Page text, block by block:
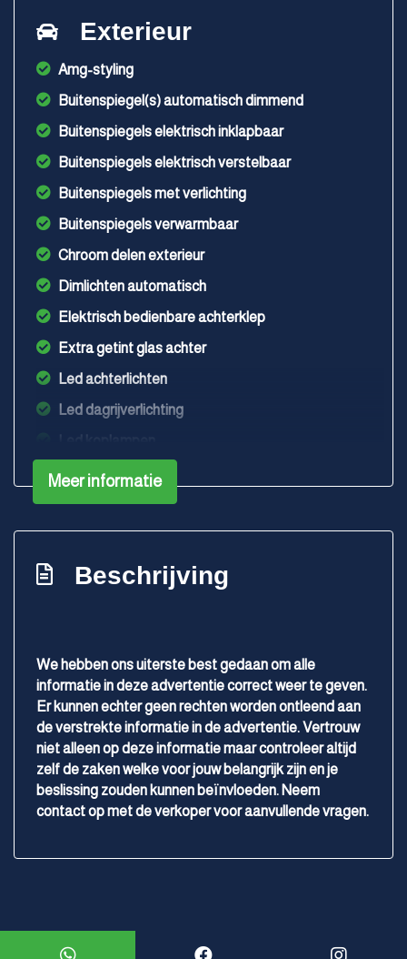
Exterieur
Amg-styling
Buitenspiegel(s) automatisch dimmend
Buitenspiegels elektrisch inklapbaar
Buitenspiegels elektrisch verstelbaar
Buitenspiegels met verlichting
Buitenspiegels verwarmbaar
Chroom delen exterieur
Dimlichten automatisch
Elektrisch bedienbare achterklep
Extra getint glas achter
Led achterlichten
Led dagrijverlichting
Lichtmetalen velgen 17"
Lichtmetalen velgen 18"
Lichtmetalen velgen 5-spaaks 18"
Panoramadak
Parkeersensor voor
Verlaagde carrosserie
Overige
Anti blokkeer systeem
Anti doorslip regeling
Bestuurdersairbag
Elektronisch stabiliteits programma
Meer informatie
Beschrijving
We hebben ons uiterste best gedaan om alle
informatie in deze advertentie correct weer te geven.
Er kunnen echter geen rechten worden ontleend aan
de verstrekte informatie in de advertentie. Vertrouw
niet alleen op deze informatie maar controleer altijd
zelf de zaken welke voor jouw belangrijk zijn en je
beslissing zouden kunnen beïnvloeden. Neem
contact op met de verkoper voor aanvullende vragen.
Mogelijk gemaakt door Mobilox